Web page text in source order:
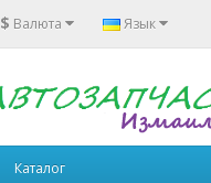
$ Валюта Язык
Каталог